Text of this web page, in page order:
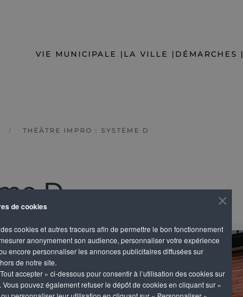
de cookies
cookies et autres traceurs afin de permettre le bon fonctionnement
anonymement son audience, personnaliser votre expérience
encore personnaliser les annonces publicitaires diffusées sur
de notre site.
accepter » ci-dessous pour consentir à l’utilisation des cookies sur
Vous pouvez également refuser le dépôt de cookies en cliquant sur «
VIE MUNICIPALE | LA VILLE | DÉMARCHES |
THÉÂTRE IMPRO : SYSTÈME D
D